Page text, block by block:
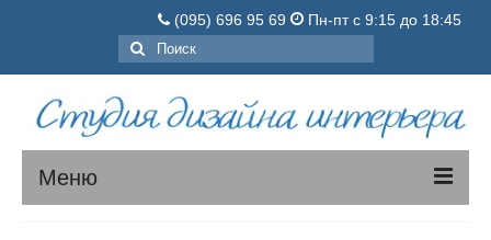
(095) 696 95 69
Пн-пт с 9:15 до 18:45
Меню